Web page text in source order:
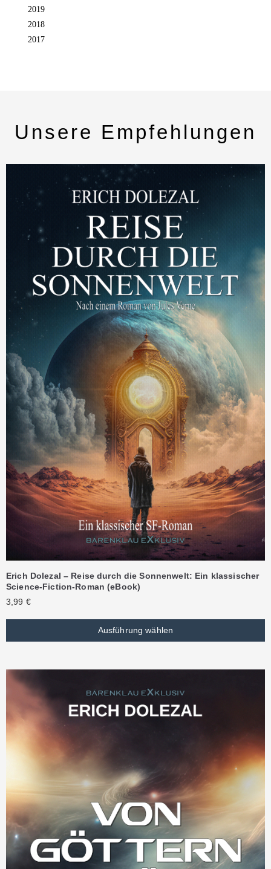
2019
2018
2017
Unsere Empfehlungen
Erich Dolezal – Reise durch die Sonnenwelt: Ein klassischer
Science-Fiction-Roman (eBook)
3,99 €
Ausführung wählen